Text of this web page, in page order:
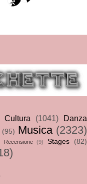
Cultura (1041)
Danza
(95) Musica (2323)
Recensione (9) Stages (82)